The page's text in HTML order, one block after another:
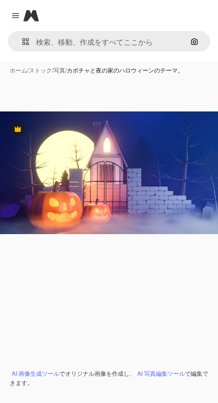
Close menu
Magnific
画像で
ホーム/ストック/写真/カボチャと夜の家のハロウィーンのテーマ。
Premium
AI 画像生成ツールでオリジナル画像を作成し、 AI 写真編集ツールで編集で
きます。